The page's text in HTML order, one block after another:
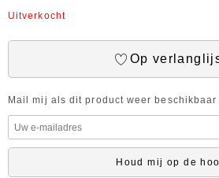
Uitverkocht
Op
Mail mij als dit product weer beschikbaar
Houd mij op de